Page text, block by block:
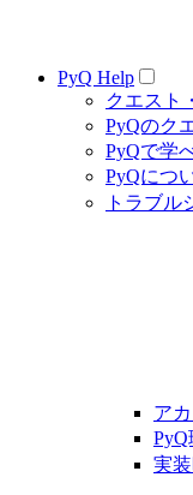
PyQ Help
クエスト
PyQのク
PyQで学
PyQにつ
トラブル
ア
実